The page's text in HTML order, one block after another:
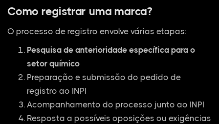
Como registrar uma marca?
O processo de registro envolve várias etapas:
Pesquisa de anterioridade específica para o
setor químico
Preparação e submissão do pedido de
registro ao INPI
Acompanhamento do processo junto ao INPI
Resposta a possíveis oposições ou exigências